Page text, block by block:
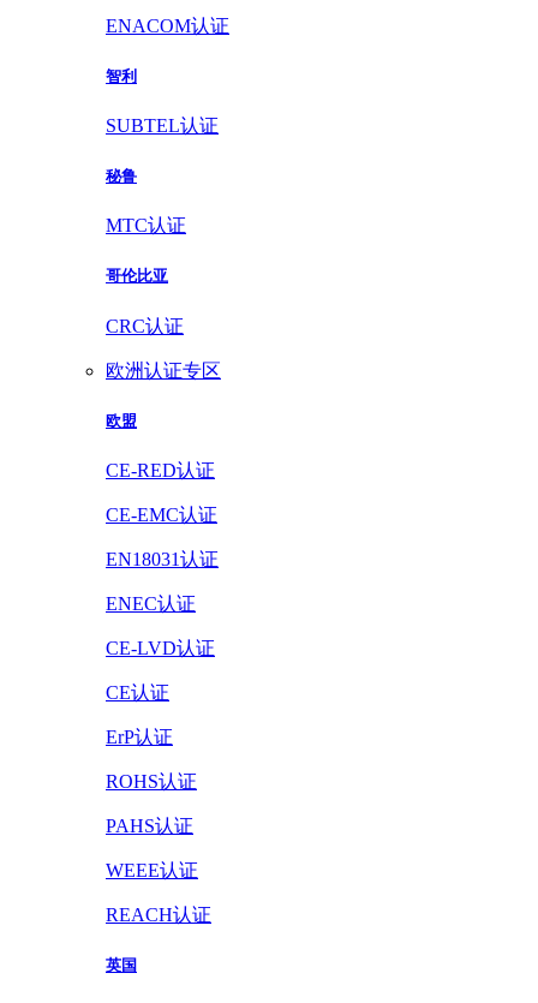
ENACOM认证
智利
SUBTEL认证
秘鲁
MTC认证
哥伦比亚
CRC认证
欧洲认证专区
欧盟
CE-RED认证
CE-EMC认证
EN18031认证
ENEC认证
CE-LVD认证
CE认证
ErP认证
ROHS认证
PAHS认证
WEEE认证
REACH认证
英国